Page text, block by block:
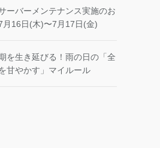
ーバーメンテナンス実施のお
16日(木)〜7月17日(金)
を生き延びる！雨の日の「全
甘やかす」マイルール